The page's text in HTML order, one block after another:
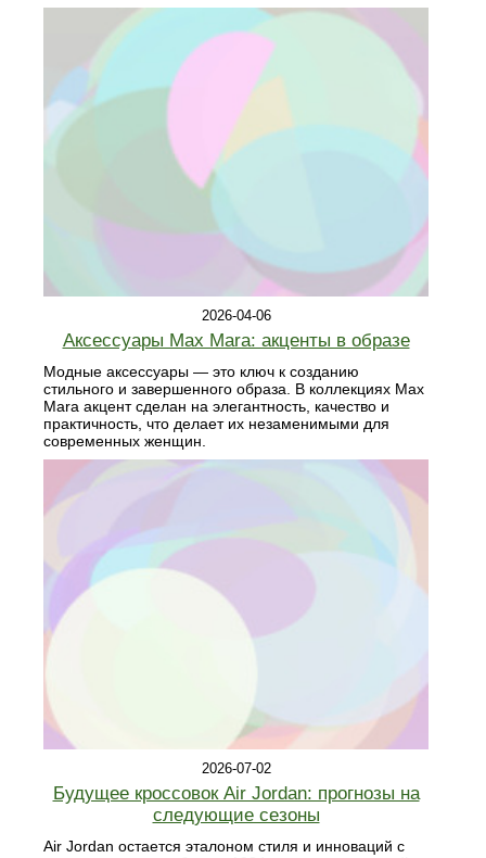
2026-04-06
Аксессуары Max Mara: акценты в образе
Модные аксессуары — это ключ к созданию
стильного и завершенного образа. В коллекциях Max
Mara акцент сделан на элегантность, качество и
практичность, что делает их незаменимыми для
современных женщин.
2026-07-02
Будущее кроссовок Air Jordan: прогнозы на
следующие сезоны
Air Jordan остается эталоном стиля и инноваций с